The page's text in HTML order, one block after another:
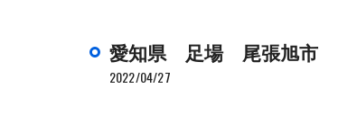
愛知県 足場 尾張旭市
2022/04/27